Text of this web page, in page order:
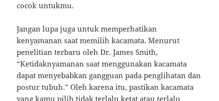
cocok untukmu.
Jangan lupa juga untuk memperhatikan
kenyamanan saat memilih kacamata. Menurut
penelitian terbaru oleh Dr. James Smith,
“Ketidaknyamanan saat menggunakan kacamata
dapat menyebabkan gangguan pada penglihatan dan
postur tubuh.” Oleh karena itu, pastikan kacamata
yang kamu pilih tidak terlalu ketat atau terlalu